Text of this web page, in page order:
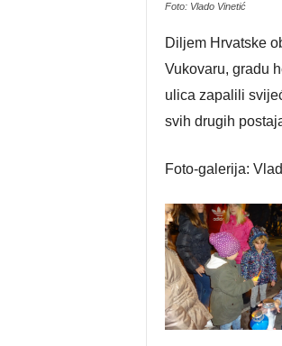
Foto: Vlado Vinetić
Diljem Hrvatske
Vukovaru, gradu
ulica zapalili
svih drugih
Foto-galerija: